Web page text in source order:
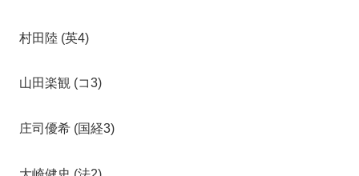
村田陸 (英4)
山田楽観 (コ3)
庄司優希 (国経3)